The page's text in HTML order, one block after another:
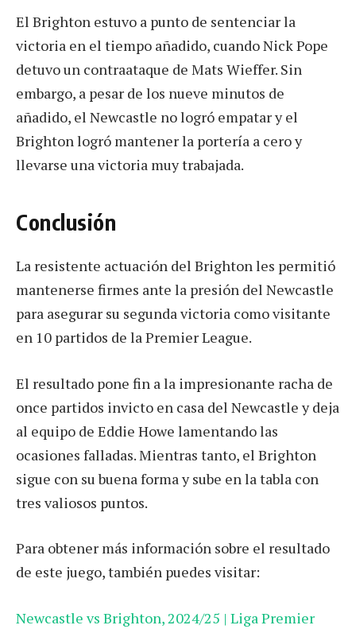
El Brighton estuvo a punto de sentenciar la
victoria en el tiempo añadido, cuando Nick Pope
detuvo un contraataque de Mats Wieffer. Sin
embargo, a pesar de los nueve minutos de
añadido, el Newcastle no logró empatar y el
Brighton logró mantener la portería a cero y
llevarse una victoria muy trabajada.
Conclusión
La resistente actuación del Brighton les permitió
mantenerse firmes ante la presión del Newcastle
para asegurar su segunda victoria como visitante
en 10 partidos de la Premier League.
El resultado pone fin a la impresionante racha de
once partidos invicto en casa del Newcastle y deja
al equipo de Eddie Howe lamentando las
ocasiones falladas. Mientras tanto, el Brighton
sigue con su buena forma y sube en la tabla con
tres valiosos puntos.
Para obtener más información sobre el resultado
de este juego, también puedes visitar:
Newcastle vs Brighton, 2024/25 | Liga Premier